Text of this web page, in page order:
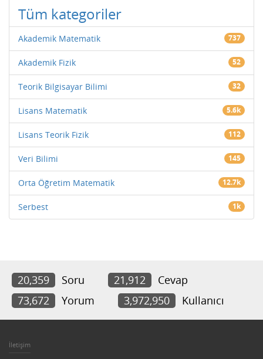
Tüm kategoriler
Akademik Matematik 737
Akademik Fizik 52
Teorik Bilgisayar Bilimi 32
Lisans Matematik 5.6k
Lisans Teorik Fizik 112
Veri Bilimi 145
Orta Öğretim Matematik 12.7k
Serbest 1k
20,359 Soru 21,912
Cevap
73,672
Yorum 3,972,950 Kullanıcı
İletişim